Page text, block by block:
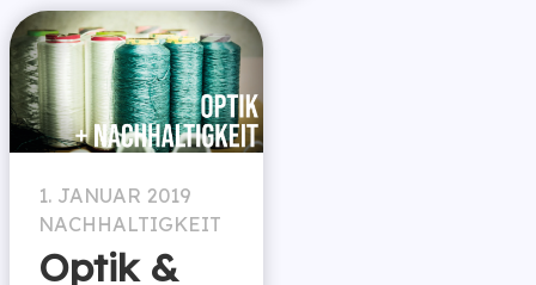
1. JANUAR 2019
NACHHALTIGKEIT
Optik &